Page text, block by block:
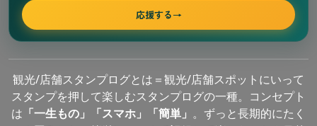
応援する→
観光/店舗スタンプログとは＝観光/店舗スポットにいって
スタンプを押して楽しむスタンプログの一種。コンセプト
は 「一生もの」「スマホ」「簡単」 。ずっと長期的にたく